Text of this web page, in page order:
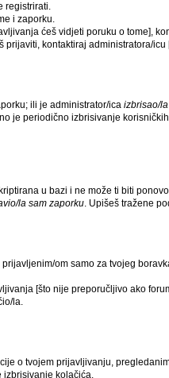
registrirati.
i zaporku.
ćeš vidjeti poruku o tome],
kontaktiraj administratora/
ili je administrator/ica izbrisao/la
je periodično izbrisivanje
u bazi i ne može ti biti
la sam zaporku. Upišeš tražene
om samo za tvojeg
[što nije preporučljivo ako
la.
o tvojem prijavljivanju,
izbrisivanje kolačića.